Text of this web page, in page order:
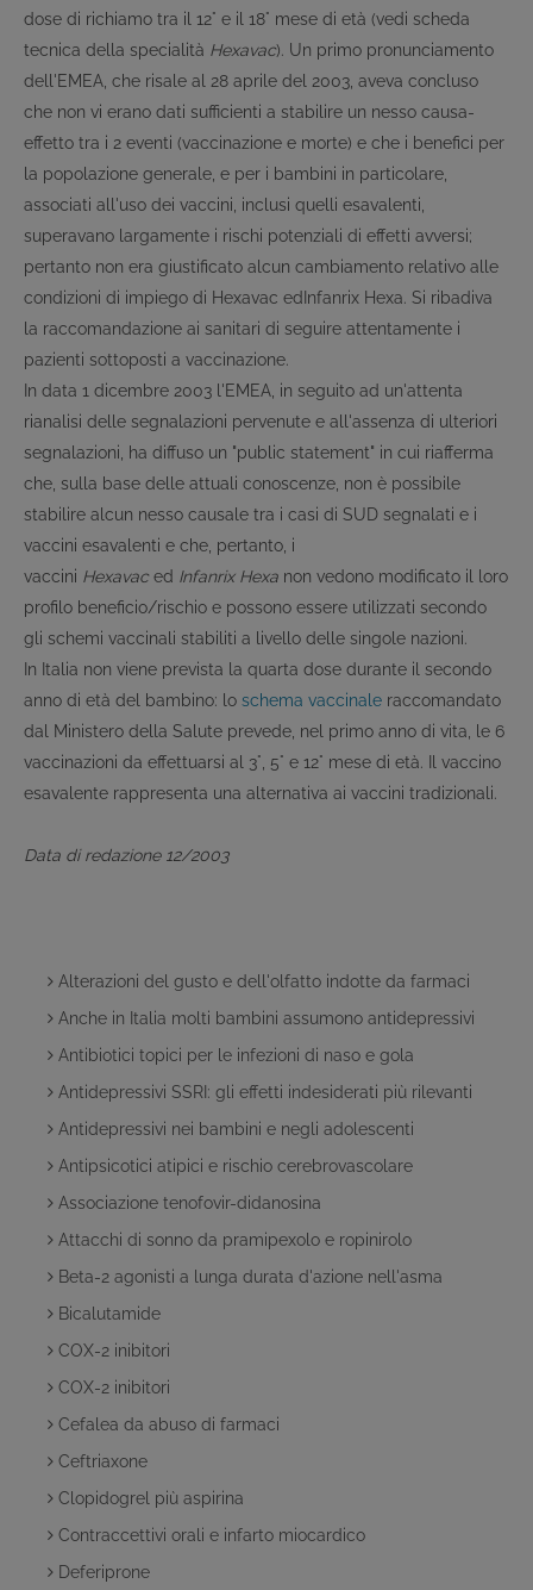
dose di richiamo tra il 12° e il 18° mese di età (vedi scheda
tecnica della specialità Hexavac). Un primo pronunciamento
dell'EMEA, che risale al 28 aprile del 2003, aveva concluso
che non vi erano dati sufficienti a stabilire un nesso causa-
effetto tra i 2 eventi (vaccinazione e morte) e che i benefici per
la popolazione generale, e per i bambini in particolare,
associati all'uso dei vaccini, inclusi quelli esavalenti,
superavano largamente i rischi potenziali di effetti avversi;
pertanto non era giustificato alcun cambiamento relativo alle
condizioni di impiego di Hexavac edInfanrix Hexa. Si ribadiva
la raccomandazione ai sanitari di seguire attentamente i
pazienti sottoposti a vaccinazione.
In data 1 dicembre 2003 l'EMEA, in seguito ad un'attenta
rianalisi delle segnalazioni pervenute e all'assenza di ulteriori
segnalazioni, ha diffuso un "public statement" in cui riafferma
che, sulla base delle attuali conoscenze, non è possibile
stabilire alcun nesso causale tra i casi di SUD segnalati e i
vaccini esavalenti e che, pertanto, i
vaccini Hexavac ed Infanrix Hexa non vedono modificato il loro
profilo beneficio/rischio e possono essere utilizzati secondo
gli schemi vaccinali stabiliti a livello delle singole nazioni.
In Italia non viene prevista la quarta dose durante il secondo
anno di età del bambino: lo schema vaccinale raccomandato
dal Ministero della Salute prevede, nel primo anno di vita, le 6
vaccinazioni da effettuarsi al 3°, 5° e 12° mese di età. Il vaccino
esavalente rappresenta una alternativa ai vaccini tradizionali.
Data di redazione 12/2003
Alterazioni del gusto e dell'olfatto indotte da farmaci
Anche in Italia molti bambini assumono antidepressivi
Antibiotici topici per le infezioni di naso e gola
Antidepressivi SSRI: gli effetti indesiderati più rilevanti
Antidepressivi nei bambini e negli adolescenti
Antipsicotici atipici e rischio cerebrovascolare
Associazione tenofovir-didanosina
Attacchi di sonno da pramipexolo e ropinirolo
Beta-2 agonisti a lunga durata d'azione nell'asma
Bicalutamide
COX-2 inibitori
COX-2 inibitori
Cefalea da abuso di farmaci
Ceftriaxone
Clopidogrel più aspirina
Contraccettivi orali e infarto miocardico
Deferiprone